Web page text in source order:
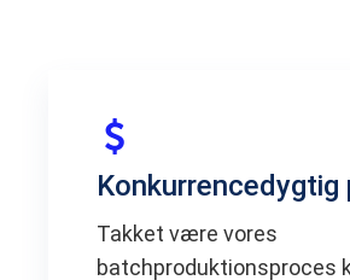
Konkurrencedygtig
Takket være vores
batchproduktionsproces